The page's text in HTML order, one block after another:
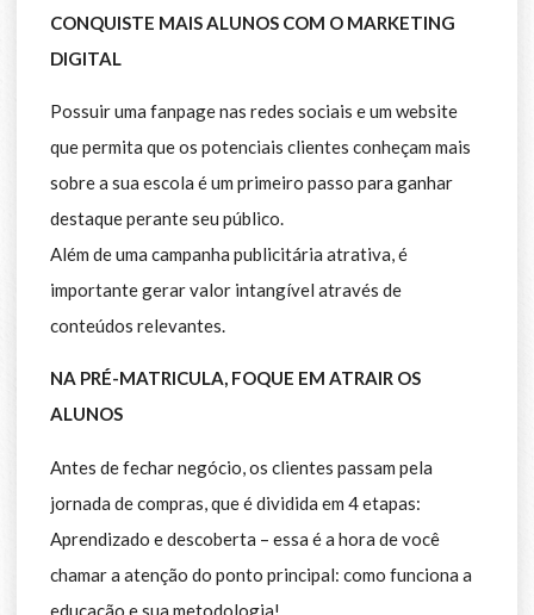
CONQUISTE MAIS ALUNOS COM O MARKETING
DIGITAL
Possuir uma fanpage nas redes sociais e um website
que permita que os potenciais clientes conheçam mais
sobre a sua escola é um primeiro passo para ganhar
destaque perante seu público.
Além de uma campanha publicitária atrativa, é
importante gerar valor intangível através de
conteúdos relevantes.
NA PRÉ-MATRICULA, FOQUE EM ATRAIR OS
ALUNOS
Antes de fechar negócio, os clientes passam pela
jornada de compras, que é dividida em 4 etapas:
Aprendizado e descoberta – essa é a hora de você
chamar a atenção do ponto principal: como funciona a
educação e sua metodologia!